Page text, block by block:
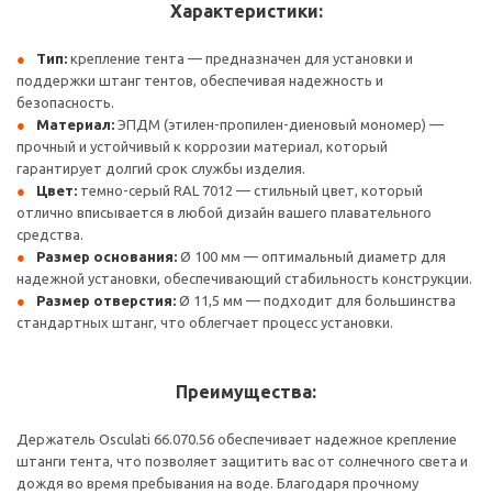
Характеристики:
Тип: крепление тента — предназначен для установки и
поддержки штанг тентов, обеспечивая надежность и
безопасность.
Материал: ЭПДМ (этилен-пропилен-диеновый мономер) —
прочный и устойчивый к коррозии материал, который
гарантирует долгий срок службы изделия.
Цвет: темно-серый RAL 7012 — стильный цвет, который
отлично вписывается в любой дизайн вашего плавательного
средства.
Размер основания: Ø 100 мм — оптимальный диаметр для
надежной установки, обеспечивающий стабильность конструкции.
Размер отверстия: Ø 11,5 мм — подходит для большинства
стандартных штанг, что облегчает процесс установки.
Преимущества:
Держатель Osculati 66.070.56 обеспечивает надежное крепление
штанги тента, что позволяет защитить вас от солнечного света и
дождя во время пребывания на воде. Благодаря прочному